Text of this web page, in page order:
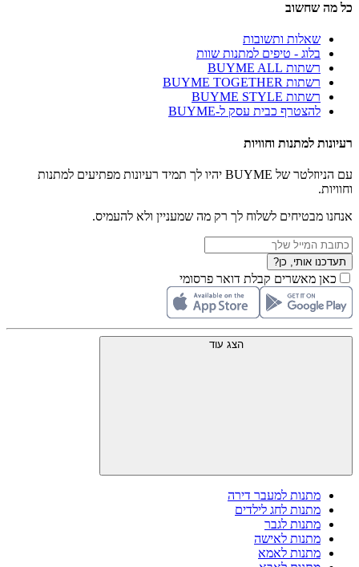
כל מה שחשוב
שאלות ותשובות
בלוג - טיפים למתנות שוות
רשתות BUYME ALL
רשתות BUYME TOGETHER
רשתות BUYME STYLE
להצטרף כבית עסק ל-BUYME
רעיונות למתנות וחוויות
עם הניוזלטר של BUYME יהיו לך תמיד רעיונות מפתיעים למתנות
וחוויות.
אנחנו מבטיחים לשלוח לך רק מה שמעניין ולא להעמיס.
תעדכנו אותי, כן?
כאן מאשרים קבלת דואר פרסומי
הצג עוד
מתנות למעבר דירה
מתנות לחג לילדים
מתנות לגבר
מתנות לאישה
מתנות לאמא